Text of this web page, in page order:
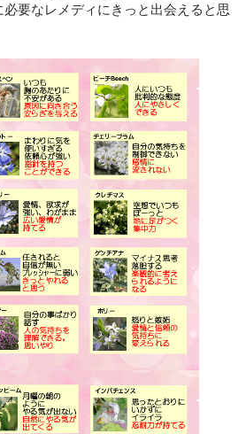
要なレメディにきっと出会えると思